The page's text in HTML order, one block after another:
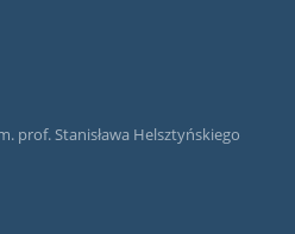
prof. Stanisława Helsztyńskiego